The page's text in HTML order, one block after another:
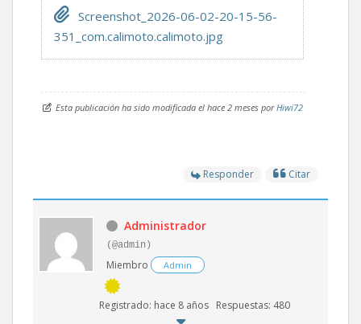
Screenshot_2026-06-02-20-15-56-
351_com.calimoto.calimoto.jpg
Esta publicación ha sido modificada el hace 2 meses porHiwi72
Responder Citar
Administrador
(@admin)
Miembro Admin
Registrado: hace 8 años Respuestas: 480